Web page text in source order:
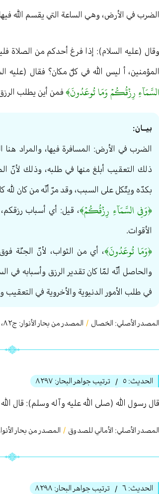
في الأرض، وهي الساعة التي يقسم الله
(عليه السلام): إذا فرغ أحدكم من الصلاة
أ ليس الله في كلّ مكان؟ فقال (عليه
رِزۡقُكُمۡ وَمَا تُوعَدُونَ﴾فمن أين يطلب
بيــان:
الضرب في الأرض: المسافرة فيها، والمراد
ذلك التعقيب أبلغ منها في طلبه، وذلك لأنّ
بكدّه ويتّكل على السبب، وقد مرّ أنّه من كان لله
﴿وَفِي السَّمَآءِ رِزۡقُكُمۡ﴾، قيل: أي أسباب رزقكم،
الأقوات.
﴿وَمَا تُوعَدُونَ﴾، أي من الثواب، لأنّ الجنّة
والحاصل أنّه لمّا كان تقدير الرزق وأسبابه في
في طلب الأمور الدنيوية والأخروية في التعقيب
الأصلي: الخصال / المصدر من بحار الأنوار: ج٨٢،
الحديث: ٥ / ترتيب جواهر البحار: ٨٢٩٧
رسول الله (صلى الله عليه وآله وسلم): قال
الأصلي: الأمالي للصدوق / المصدر من بحار
الحديث: ٦ / ترتيب جواهر البحار: ٨٢٩٨